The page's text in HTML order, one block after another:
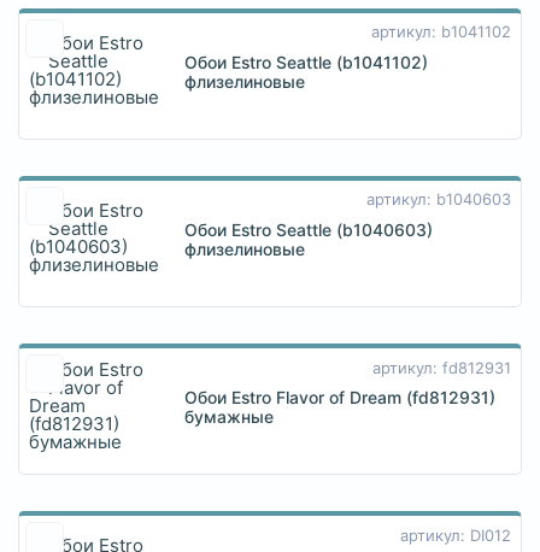
артикул: b1041102
Обои Estro Seattle (b1041102)
флизелиновые
артикул: b1040603
Обои Estro Seattle (b1040603)
флизелиновые
артикул: fd812931
Обои Estro Flavor of Dream (fd812931)
бумажные
артикул: DI012